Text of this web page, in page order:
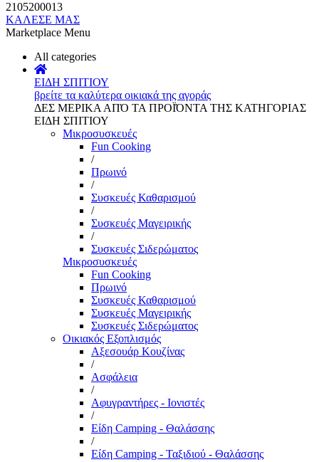
2105200013
ΚΑΛΕΣΕ ΜΑΣ
Marketplace Menu
All categories
ΕΙΔΗ ΣΠΙΤΙΟΥ
βρείτε τα καλύτερα οικιακά της αγοράς
ΔΕΣ ΜΕΡΙΚΑ ΑΠΌ ΤΑ ΠΡΟΪΌΝΤΑ ΤΗΣ ΚΑΤΗΓΟΡΙΑΣ
ΕΙΔΗ ΣΠΙΤΙΟΥ
Μικροσυσκευές
Fun Cooking
/
Πρωινό
/
Συσκευές Καθαρισμού
/
Συσκευές Μαγειρικής
/
Συσκευές Σιδερώματος
Μικροσυσκευές
Fun Cooking
Πρωινό
Συσκευές Καθαρισμού
Συσκευές Μαγειρικής
Συσκευές Σιδερώματος
Οικιακός Εξοπλισμός
Αξεσουάρ Κουζίνας
/
Ασφάλεια
/
Αφυγραντήρες - Ιονιστές
/
Είδη Camping - Θαλάσσης
/
Είδη Camping - Ταξιδιού - Θαλάσσης